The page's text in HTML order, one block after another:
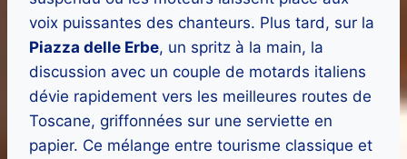
voix puissantes des chanteurs. Plus tard, sur la
Piazza delle Erbe, un spritz à la main, la
discussion avec un couple de motards italiens
dévie rapidement vers les meilleures routes de
Toscane, griffonnées sur une serviette en
papier. Ce mélange entre tourisme classique et